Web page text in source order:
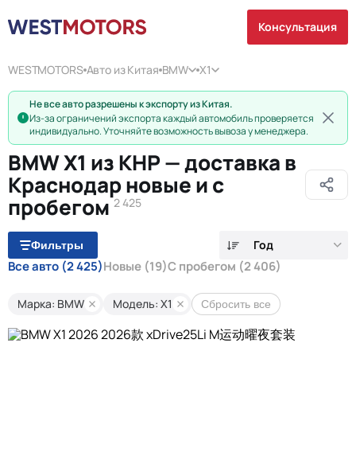
Консультация
WESTMOTORS Авто из Китая BMW X1
Не все авто разрешены к экспорту из Китая.
Из-за ограничений экспорта каждый автомобиль проверяется
индивидуально. Уточняйте возможность вывоза у менеджера.
BMW X1 из КНР — доставка в
Краснодар новые и с
пробегом2 425
Фильтры Год
Все авто (2 425)Новые (19)С пробегом (2 406)
Марка: BMW Модель: X1 Сбросить все